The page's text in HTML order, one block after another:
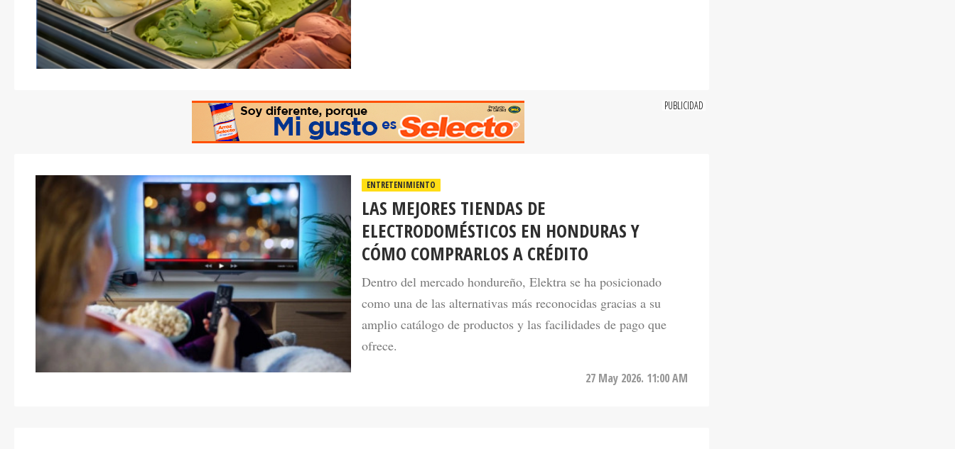
LAS MEJORES TIENDAS DE
ELECTRODOMÉSTICOS EN HONDURAS Y
CÓMO COMPRARLOS A CRÉDITO
Dentro del mercado hondureño, Elektra se ha posicionado
como una de las alternativas más reconocidas gracias a su
amplio catálogo de productos y las facilidades de pago que
ofrece.